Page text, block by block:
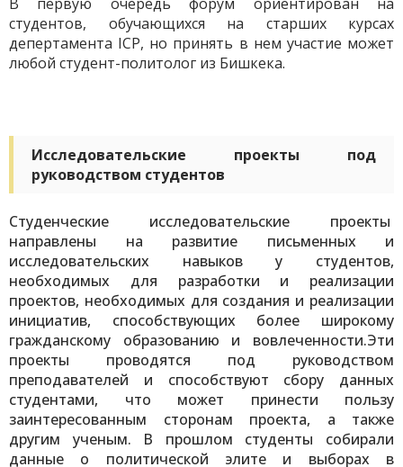
студентов, обучающихся на старших курсах
депертамента ICP, но принять в нем участие может
любой студент-политолог из Бишкека.
Исследовательские проекты под
руководством студентов
Студенческие исследовательские проекты
направлены на развитие письменных и
исследовательских навыков у студентов,
необходимых для разработки и реализации
проектов, необходимых для создания и реализации
инициатив, способствующих более широкому
гражданскому образованию и вовлеченности.Эти
проекты проводятся под руководством
преподавателей и способствуют сбору данных
студентами, что может принести пользу
заинтересованным сторонам проекта, а также
другим ученым. В прошлом студенты собирали
данные о политической элите и выборах в